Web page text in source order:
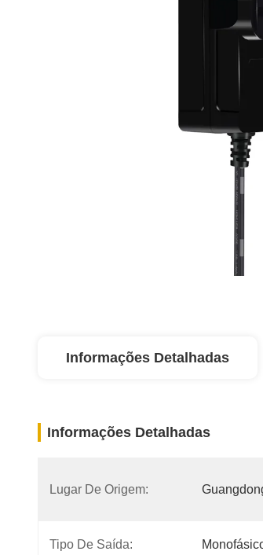
Informações Detalhadas
Informações Detalhadas
Lugar De Origem:
Tipo De Saída: